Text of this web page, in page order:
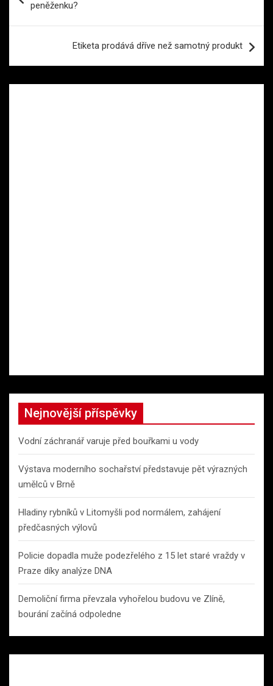
peněženku?
Etiketa prodává dříve než samotný produkt
Nejnovější příspěvky
Vodní záchranář varuje před bouřkami u vody
Výstava moderního sochařství představuje pět výrazných
umělců v Brně
Hladiny rybníků v Litomyšli pod normálem, zahájení
předčasných výlovů
Policie dopadla muže podezřelého z 15 let staré vraždy v
Praze díky analýze DNA
Demoliční firma převzala vyhořelou budovu ve Zlíně,
bourání začíná odpoledne